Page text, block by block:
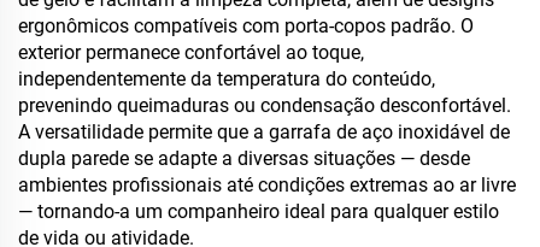
ergonômicos compatíveis com porta-copos padrão. O
exterior permanece confortável ao toque,
independentemente da temperatura do conteúdo,
prevenindo queimaduras ou condensação desconfortável.
A versatilidade permite que a garrafa de aço inoxidável de
dupla parede se adapte a diversas situações — desde
ambientes profissionais até condições extremas ao ar livre
— tornando-a um companheiro ideal para qualquer estilo
de vida ou atividade.